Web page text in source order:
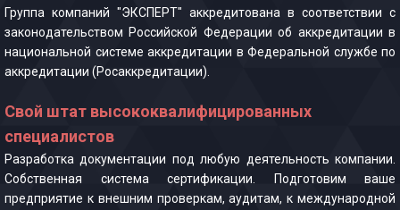
Группа компаний "ЭКСПЕРТ" аккредитована в соответствии с
законодательством Российской Федерации об аккредитации в
национальной системе аккредитации в Федеральной службе по
аккредитации (Росаккредитации).
Свой штат высококвалифицированных
специалистов
Разработка документации под любую деятельность компании.
Собственная система сертификации. Подготовим ваше
предприятие к внешним проверкам, аудитам, к международной